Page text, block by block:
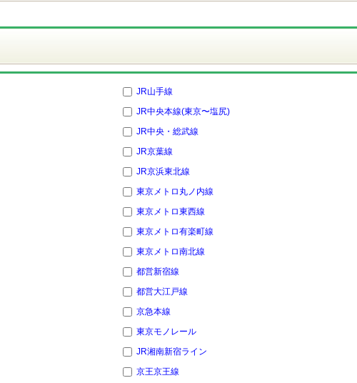
JR山手線
JR中央本線(東京〜塩尻)
JR中央・総武線
JR京葉線
JR京浜東北線
東京メトロ丸ノ内線
東京メトロ東西線
東京メトロ有楽町線
東京メトロ南北線
都営新宿線
都営大江戸線
京急本線
東京モノレール
JR湘南新宿ライン
京王京王線